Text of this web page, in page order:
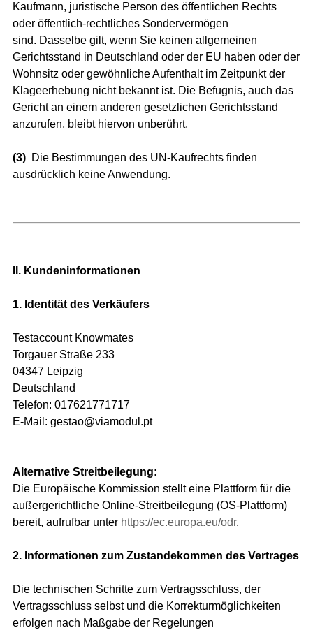
Kaufmann, juristische Person des öffentlichen Rechts
oder öffentlich-rechtliches Sondervermögen
sind. Dasselbe gilt, wenn Sie keinen allgemeinen
Gerichtsstand in Deutschland oder der EU haben oder der
Wohnsitz oder gewöhnliche Aufenthalt im Zeitpunkt der
Klageerhebung nicht bekannt ist. Die Befugnis, auch das
Gericht an einem anderen gesetzlichen Gerichtsstand
anzurufen, bleibt hiervon unberührt.
(3)Die Bestimmungen des UN-Kaufrechts finden
ausdrücklich keine Anwendung.
II. Kundeninformationen
1. Identität des Verkäufers
Testaccount Knowmates
Torgauer Straße 233
04347 Leipzig
Deutschland
Telefon: 017621771717
E-Mail: gestao@viamodul.pt
Alternative Streitbeilegung:
Die Europäische Kommission stellt eine Plattform für die
außergerichtliche Online-Streitbeilegung (OS-Plattform)
bereit, aufrufbar unter https://ec.europa.eu/odr.
2. Informationen zum Zustandekommen des Vertrages
Die technischen Schritte zum Vertragsschluss, der
Vertragsschluss selbst und die Korrekturmöglichkeiten
erfolgen nach Maßgabe der Regelungen